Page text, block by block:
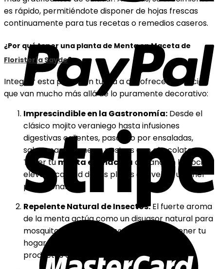
es rápido, permitiéndote disponer de hojas frescas
continuamente para tus recetas o remedios caseros.
¿Por qué tener una planta de Menta en Maceta de
Floristería Sayde?
Integrar esta planta en tu día a día ofrece beneficios
que van mucho más allá de lo puramente decorativo:
Imprescindible en la Gastronomía: Desde el
clásico mojito veraniego hasta infusiones
digestivas calientes, pasando por ensaladas,
salsas para carnes o postres con chocolate.
Tener tumenta en maceta a mano en la cocina
eleva la calidad de tus platos al nivel de un chef
profesional.
Repelente Natural de Insectos:El fuerte aroma
de la menta actúa como un disuasor natural para
mosquitos y hormigas, ayudando a mantener tu
hogar protegido de forma ecológica y sin
productos químicos.